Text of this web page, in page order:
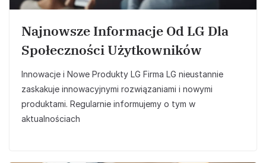
Najnowsze Informacje Od LG Dla
Społeczności Użytkowników
Innowacje i Nowe Produkty LG Firma LG nieustannie
zaskakuje innowacyjnymi rozwiązaniami i nowymi
produktami. Regularnie informujemy o tym w
aktualnościach